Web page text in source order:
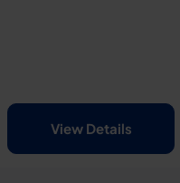
View Details